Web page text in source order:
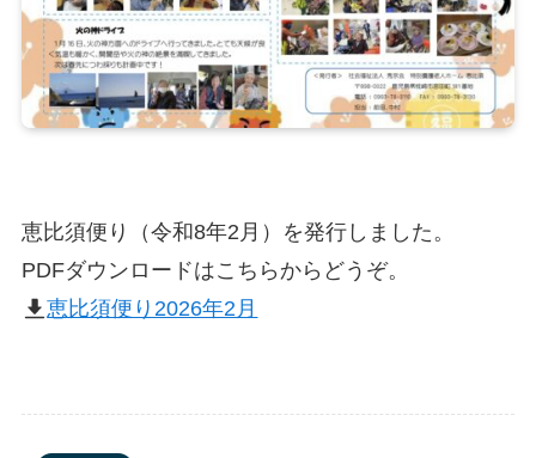
恵比須便り（令和8年2月）を発行しました。
PDFダウンロードはこちらからどうぞ。
恵比須便り2026年2月